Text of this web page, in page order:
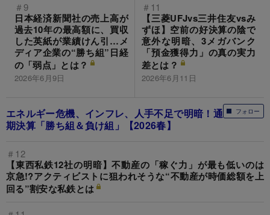
＃9
日本経済新聞社の売上高が
過去10年の最高額に、買収
した英紙が業績けん引…メ
ディア企業の“勝ち組”日経
の「弱点」とは？
2026年6月9日
＃11
【三菱UFJvs三井住友vsみ
ずほ】空前の好決算の陰で
意外な明暗、3メガバンク
「預金獲得力」の真の実力
差とは？
2026年6月11日
フォロー
エネルギー危機、インフレ、人手不足で明暗！通
期決算「勝ち組＆負け組」【2026春】
＃12
【東西私鉄12社の明暗】不動産の「稼ぐ力」が最も低いのは
京急!?アクティビストに狙われそうな“不動産が時価総額を上
回る”割安な私鉄とは